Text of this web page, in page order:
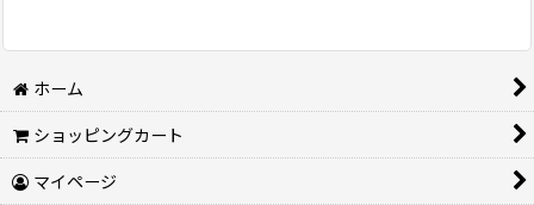
ホーム
ショッピングカート
マイページ